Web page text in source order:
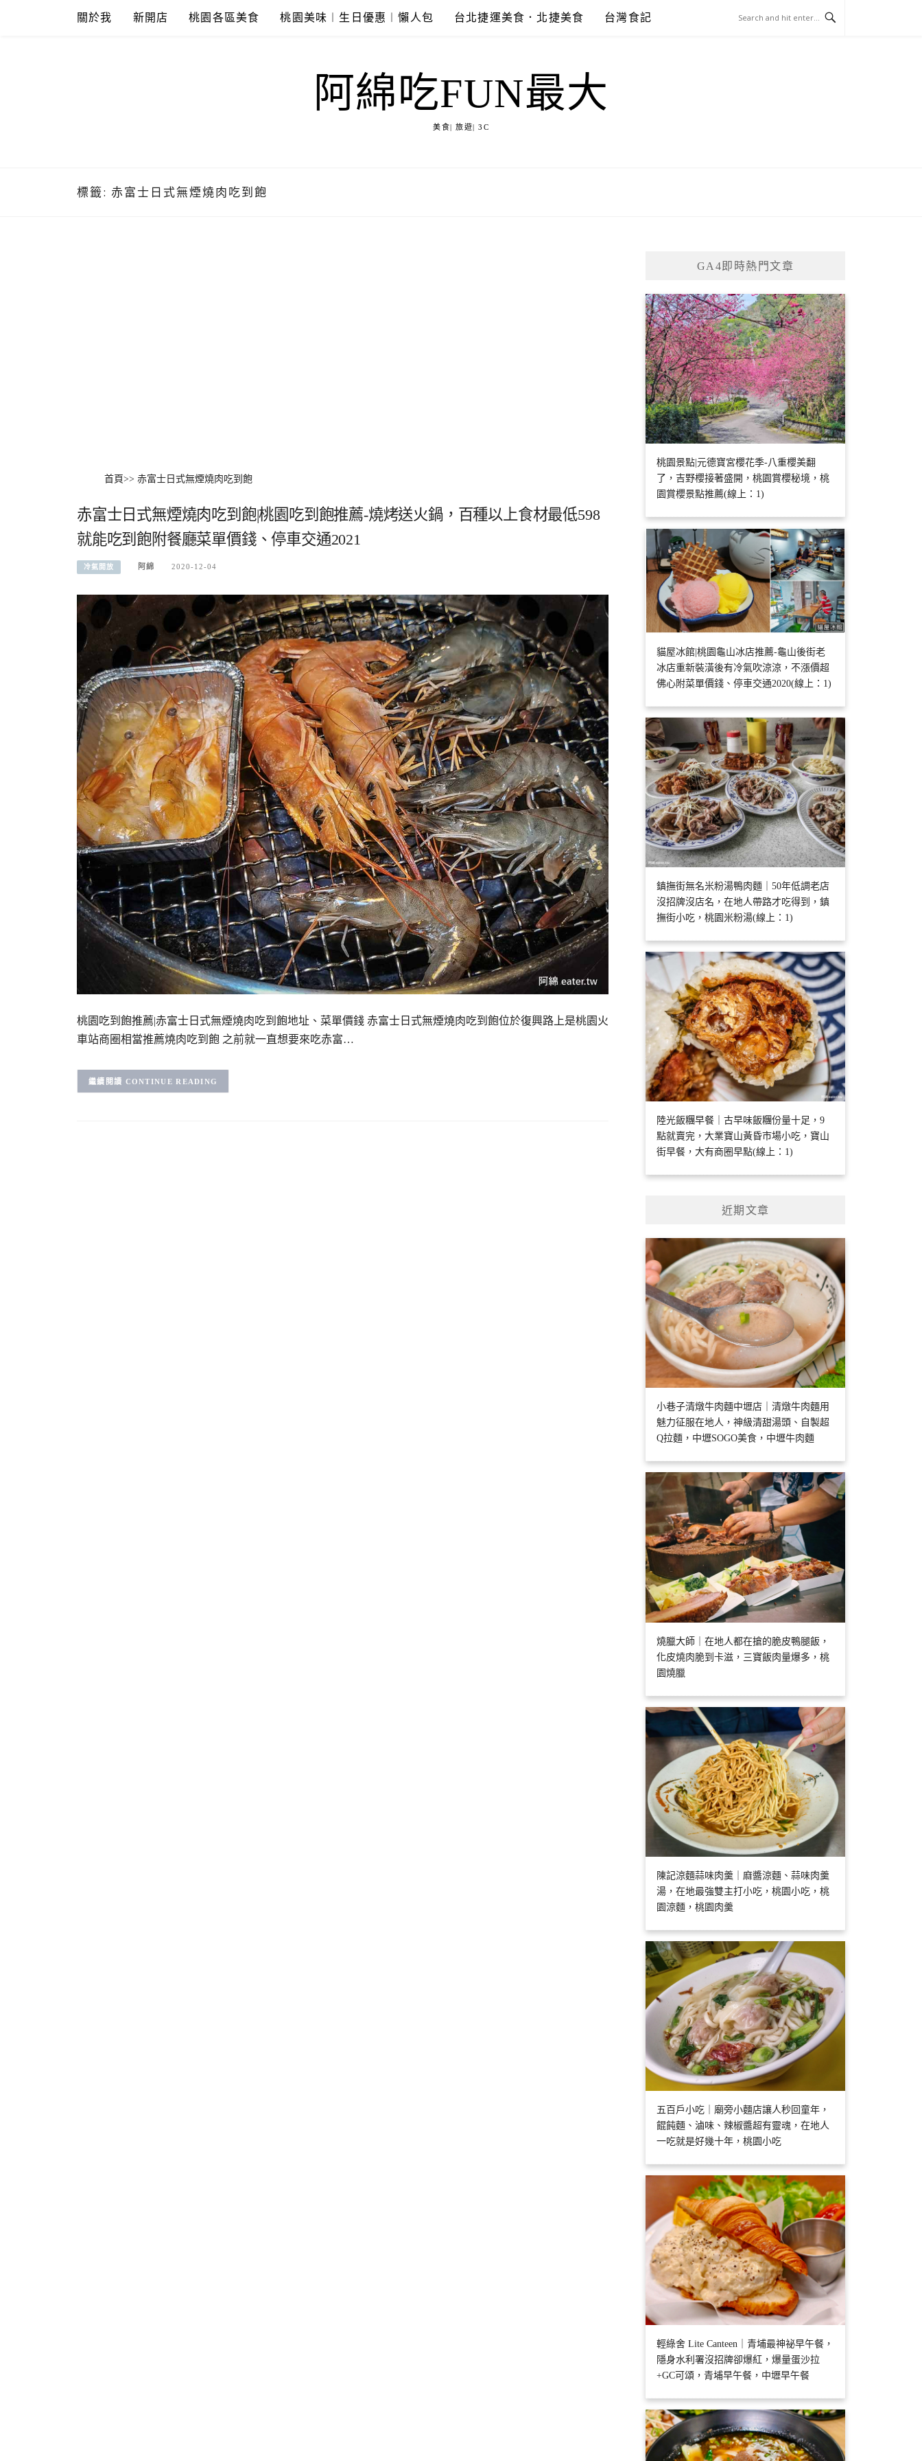
關於我 新開店 桃園各區美食 桃園美味︱生日優惠︱懶人包 台北捷運美食．北捷美食 台灣食記
阿綿吃FUN最大
美食| 旅遊| 3C
標籤: 赤富士日式無煙燒肉吃到飽
首頁>> 赤富士日式無煙燒肉吃到飽
赤富士日式無煙燒肉吃到飽|桃園吃到飽推薦-燒烤送火鍋，百種以上食材最低598
就能吃到飽附餐廳菜單價錢、停車交通2021
冷氣開放 阿綿 2020-12-04
桃園吃到飽推薦|赤富士日式無煙燒肉吃到飽地址、菜單價錢 赤富士日式無煙燒肉吃到飽位於復興路上是桃園火
車站商圈相當推薦燒肉吃到飽 之前就一直想要來吃赤富…
CONTINUE READING
GA4即時熱門文章
桃園景點|元德寶宮櫻花季-八重櫻美翻
了，吉野櫻接著盛開，桃園賞櫻秘境，桃
園賞櫻景點推薦(線上：1)
貓屋冰館|桃園龜山冰店推薦-龜山後街老
冰店重新裝潢後有冷氣吹涼涼，不漲價超
佛心附菜單價錢、停車交通2020(線上：1)
鎮撫街無名米粉湯鴨肉麵｜50年低調老店
沒招牌沒店名，在地人帶路才吃得到，鎮
撫街小吃，桃園米粉湯(線上：1)
陸光飯糰早餐｜古早味飯糰份量十足，9
點就賣完，大業寶山黃昏市場小吃，寶山
街早餐，大有商圈早點(線上：1)
近期文章
小巷子清燉牛肉麵中壢店｜清燉牛肉麵用
魅力征服在地人，神級清甜湯頭、自製超
Q拉麵，中壢SOGO美食，中壢牛肉麵
燒臘大師｜在地人都在搶的脆皮鴨腿飯，
化皮燒肉脆到卡滋，三寶飯肉量爆多，桃
園燒臘
陳記涼麵蒜味肉羹｜麻醬涼麵、蒜味肉羹
湯，在地最強雙主打小吃，桃園小吃，桃
園涼麵，桃園肉羹
五百戶小吃｜廟旁小麵店讓人秒回童年，
餛飩麵、滷味、辣椒醬超有靈魂，在地人
一吃就是好幾十年，桃園小吃
輕綠舍 Lite Canteen｜青埔最神祕早午餐，
隱身水利署沒招牌卻爆紅，爆量蛋沙拉
+GC可頌，青埔早午餐，中壢早午餐